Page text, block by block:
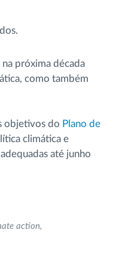
próxima década
como também
objetivos do Plano de
climática e
até junho
action